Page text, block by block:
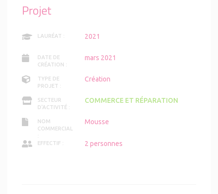
Projet
LAURÉAT : 2021
DATE DE
CRÉATION :
mars 2021
TYPE DE
PROJET :
Création
SECTEUR
D'ACTIVITÉ :
COMMERCE ET RÉPARATION
NOM
COMMERCIAL
:
Mousse
EFFECTIF : 2 personnes